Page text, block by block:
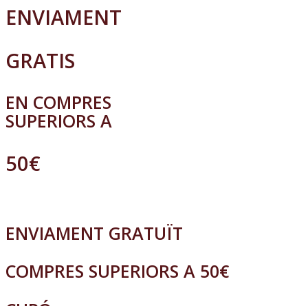
ENVIAMENT
GRATIS
EN COMPRES
SUPERIORS A
50€
ENVIAMENT GRATUÏT
COMPRES SUPERIORS A 50€